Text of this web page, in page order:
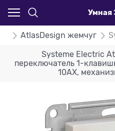
Умная
AtlasDesign жемчуг
Systeme Electric
переключатель 1-
10АХ,